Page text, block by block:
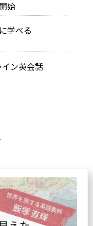
始
学べる
ン英会話